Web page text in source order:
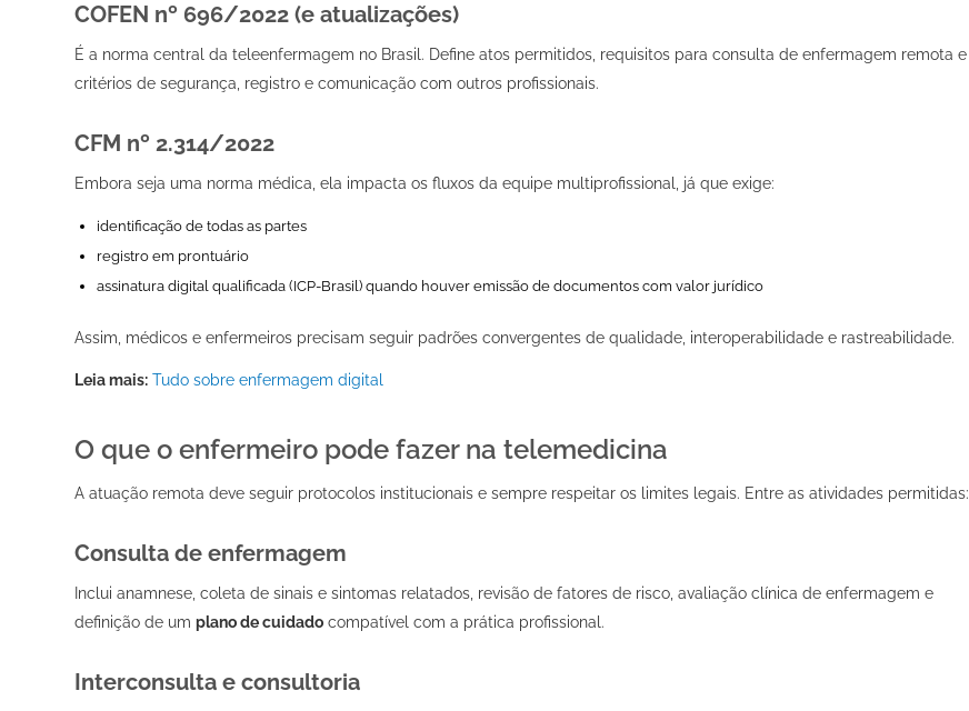
COFEN nº 696/2022 (e atualizações)
É a norma central da teleenfermagem no Brasil. Define atos permitidos, requisitos para consulta de enfermagem remota e
critérios de segurança, registro e comunicação com outros profissionais.
CFM nº 2.314/2022
Embora seja uma norma médica, ela impacta os fluxos da equipe multiprofissional, já que exige:
identificação de todas as partes
registro em prontuário
assinatura digital qualificada (ICP-Brasil) quando houver emissão de documentos com valor jurídico
Assim, médicos e enfermeiros precisam seguir padrões convergentes de qualidade, interoperabilidade e rastreabilidade.
Leia mais: Tudo sobre enfermagem digital
O que o enfermeiro pode fazer na telemedicina
A atuação remota deve seguir protocolos institucionais e sempre respeitar os limites legais. Entre as atividades permitidas:
Consulta de enfermagem
Inclui anamnese, coleta de sinais e sintomas relatados, revisão de fatores de risco, avaliação clínica de enfermagem e
definição de um plano de cuidado compatível com a prática profissional.
Interconsulta e consultoria